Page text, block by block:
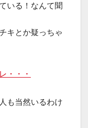
いる！なんて聞
キとか疑っちゃ
・・・
も当然いるわけ